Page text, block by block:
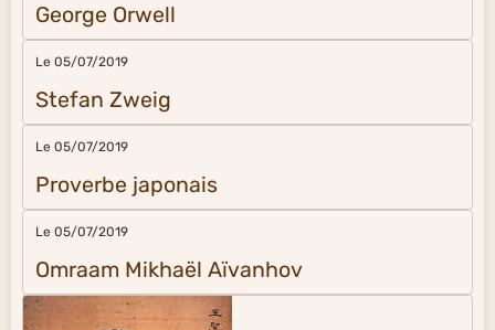
George Orwell
Le 05/07/2019
Stefan Zweig
Le 05/07/2019
Proverbe japonais
Le 05/07/2019
Omraam Mikhaël Aïvanhov